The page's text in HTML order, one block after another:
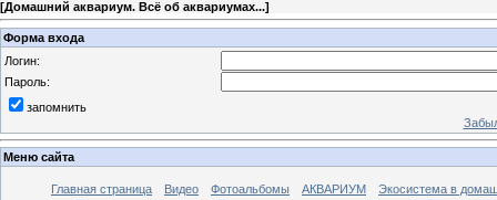
[Домашний аквариум. Всё об аквариумах...]
Форма входа
Логин:
Пароль:
запомнить
Меню сайта
Главная страница Видео Фотоальбомы АКВАРИУМ
Экосистема в